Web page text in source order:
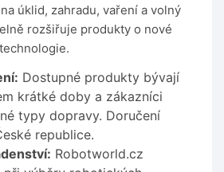
úklid, zahradu, vaření a volný
rozšiřuje produkty o nové
Dostupné produkty bývají
krátké doby a zákazníci
typy dopravy. Doručení
republice.
Robotworld.cz